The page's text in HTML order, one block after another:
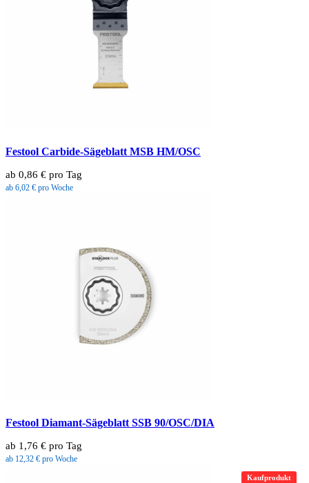
Festool Carbide-Sägeblatt MSB HM/OSC
ab 0,86 € pro Tag
ab 6,02 € pro Woche
Festool Diamant-Sägeblatt SSB 90/OSC/DIA
ab 1,76 € pro Tag
ab 12,32 € pro Woche
Kaufprodukt